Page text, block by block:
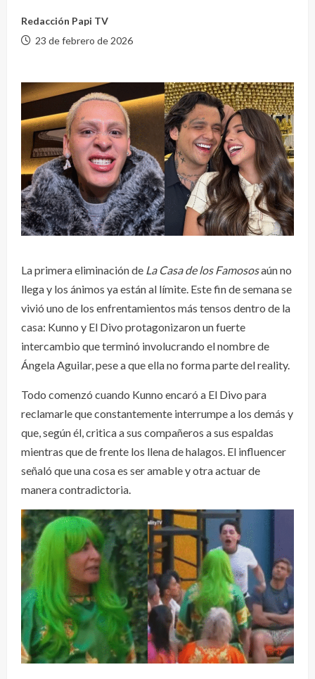
Redacción Papi TV
23 de febrero de 2026
La primera eliminación de La Casa de los Famososaún no
llega y los ánimos ya están al límite. Este fin de semana se
vivió uno de los enfrentamientos más tensos dentro de la
casa: Kunno y El Divo protagonizaron un fuerte
intercambio que terminó involucrando el nombre de
Ángela Aguilar, pese a que ella no forma parte del reality.
Todo comenzó cuando Kunno encaró a El Divo para
reclamarle que constantemente interrumpe a los demás y
que, según él, critica a sus compañeros a sus espaldas
mientras que de frente los llena de halagos. El influencer
señaló que una cosa es ser amable y otra actuar de
manera contradictoria.